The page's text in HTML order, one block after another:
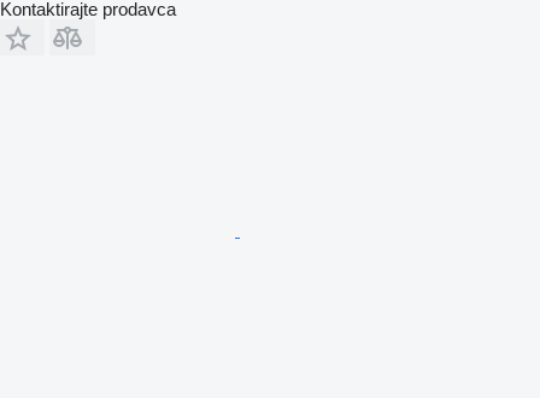
Kontaktirajte prodavca